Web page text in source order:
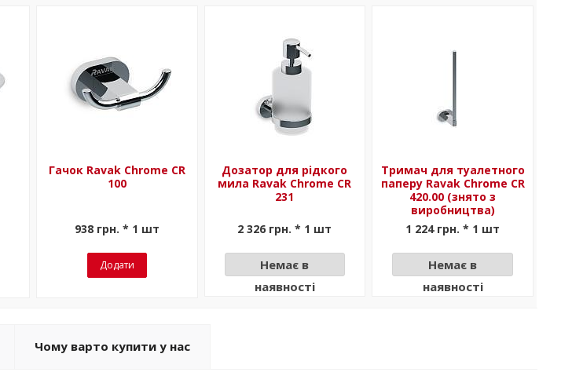
Гачок Ravak Chrome CR
100
938 грн. * 1 шт
Додати
Дозатор для рідкого
мила Ravak Chrome CR
231
2 326 грн. * 1 шт
Немає в
наявності
Тримач для туалетного
паперу Ravak Chrome CR
420.00 (знято з
виробництва)
1 224 грн. * 1 шт
Немає в
наявності
Чому варто купити у нас